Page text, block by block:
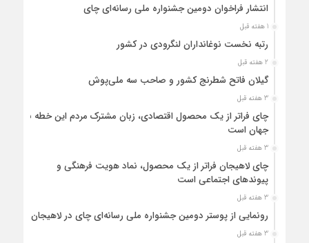
انتشار فراخوان دومین جشنواره ملی رسانه‌ای چای
1 هفته قبل
رتبه نخست نوغانداران لنگرودی در کشور
2 هفته قبل
گیلان فاتح شطرنج کشور و صاحب سه ملی‌پوش
3 هفته قبل
چای فراتر از یک محصول اقتصادی، زبان مشترک مردم این خطه با
جهان است
3 هفته قبل
چای لاهیجان فراتر از یک محصول، نماد هویت فرهنگی و
پیوندهای اجتماعی است
3 هفته قبل
رونمایی از پوستر دومین جشنواره ملی رسانه‌ای چای در لاهیجان
3 هفته قبل